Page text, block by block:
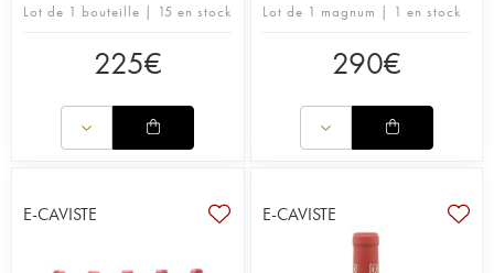
Lot de 1 bouteille | 15 en stock
225€
Lot de 1 magnum | 1 en stock
290€
E-CAVISTE E-CAVISTE